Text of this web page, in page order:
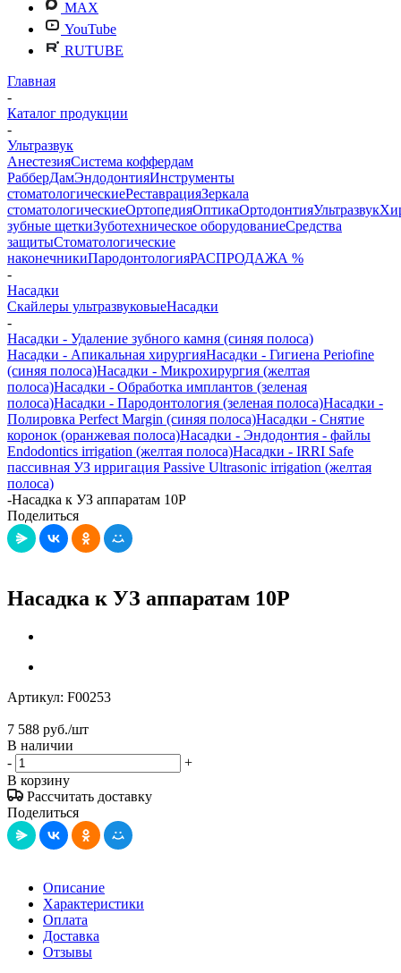
MAX
YouTube
RUTUBE
Главная
-
Каталог продукции
-
Ультразвук
АнестезияСистема коффердам
РабберДамЭндодонтияИнструменты
стоматологическиеРеставрацияЗеркала
стоматологическиеОртопедияОптикаОртодонтияУльтразвук
зубные щеткиЗуботехническое оборудованиеСредства
защитыСтоматологические
наконечникиПародонтологияРАСПРОДАЖА %
-
Насадки
Скайлеры ультразвуковыеНасадки
-
Насадки - Удаление зубного камня (синяя полоса)
Насадки - Апикальная хирургияНасадки - Гигиена Periofine
(синяя полоса)Насадки - Микрохирургия (желтая
полоса)Насадки - Обработка имплантов (зеленая
полоса)Насадки - Пародонтология (зеленая полоса)Насадки -
Полировка Perfect Margin (синяя полоса)Насадки - Снятие
коронок (оранжевая полоса)Насадки - Эндодонтия - файлы
Endodontics irrigation (желтая полоса)Насадки - IRRI Safe
пассивная УЗ ирригация Passive Ultrasonic irrigation (желтая
полоса)
-Насадка к УЗ аппаратам 10P
Поделиться
Насадка к УЗ аппаратам 10P
Артикул: F00253
7 588 руб./шт
В наличии
-
+
В корзину
Рассчитать доставку
Поделиться
Описание
Характеристики
Оплата
Доставка
Отзывы